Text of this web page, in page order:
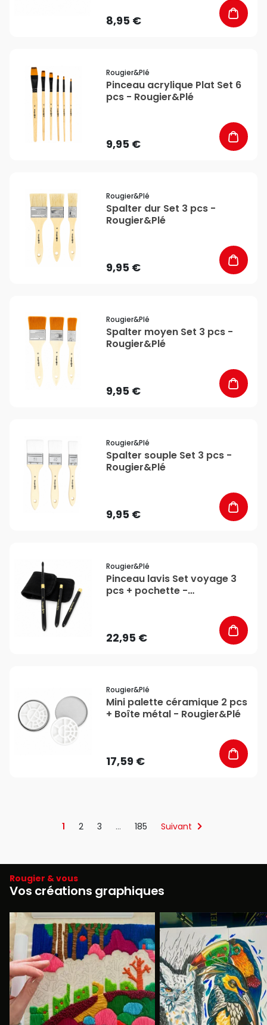
8,95 €
Rougier&plé
Pinceau acrylique Plat Set 6
pcs - Rougier&Plé
9,95 €
Rougier&plé
Spalter dur Set 3 pcs -
Rougier&Plé
9,95 €
Rougier&plé
Spalter moyen Set 3 pcs -
Rougier&Plé
9,95 €
Rougier&plé
Spalter souple Set 3 pcs -
Rougier&Plé
9,95 €
Rougier&plé
Pinceau lavis Set voyage 3
pcs + pochette -
22,95 €
Rougier&plé
Mini palette céramique 2 pcs
+ Boîte métal - Rougier&Plé
17,59 €
1 2 3 … 185 Suivant
Rougier & vous
Vos créations graphiques